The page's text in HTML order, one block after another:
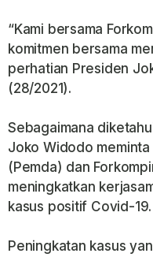
“Kami bersama
komitmen bersama
perhatian Presiden
(28/2021).
Sebagaimana
Joko Widodo
(Pemda) dan
meningkatkan
kasus positif Covid-19.
Peningkatan kasus